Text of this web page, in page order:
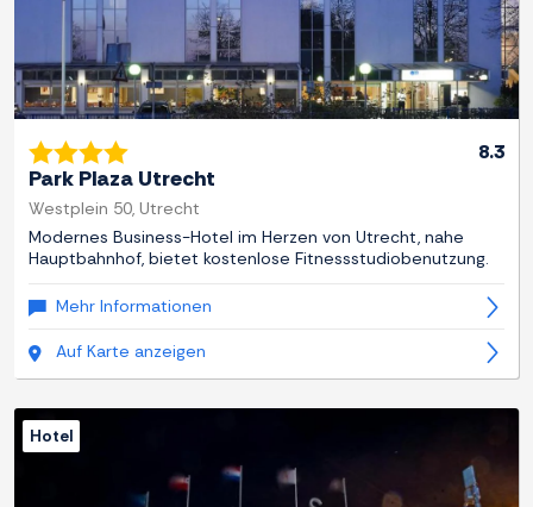
8.3
Park Plaza Utrecht
Westplein 50, Utrecht
Modernes Business-Hotel im Herzen von Utrecht, nahe
Hauptbahnhof, bietet kostenlose Fitnessstudiobenutzung.
Mehr Informationen
Auf Karte anzeigen
Hotel